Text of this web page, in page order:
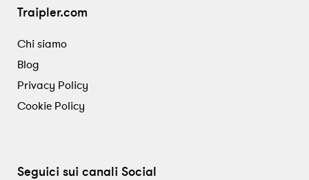
Traipler.com
Chi siamo
Blog
Privacy Policy
Cookie Policy
Seguici sui canali Social